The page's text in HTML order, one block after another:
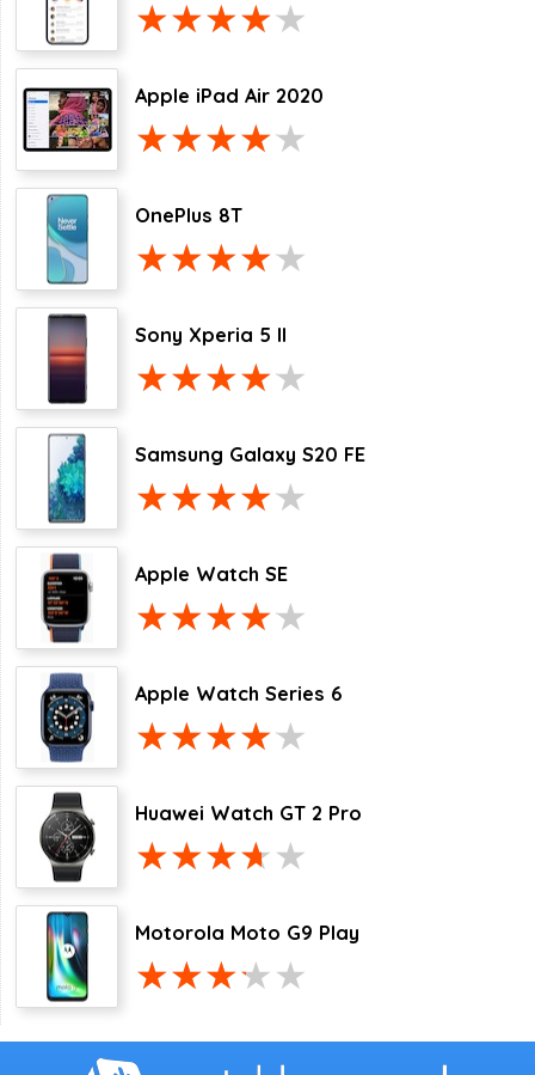
Apple iPad Air 2020
OnePlus 8T
Sony Xperia 5 II
Samsung Galaxy S20 FE
Apple Watch SE
Apple Watch Series 6
Huawei Watch GT 2 Pro
Motorola Moto G9 Play